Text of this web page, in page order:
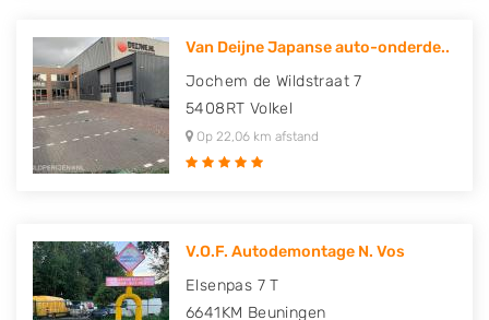
Van Deijne Japanse auto-onderde..
Jochem de Wildstraat 7
5408RT Volkel
Op 22,06 km afstand
V.O.F. Autodemontage N. Vos
Elsenpas 7 T
6641KM Beuningen